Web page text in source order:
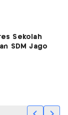
Sekolah
SDM Jago